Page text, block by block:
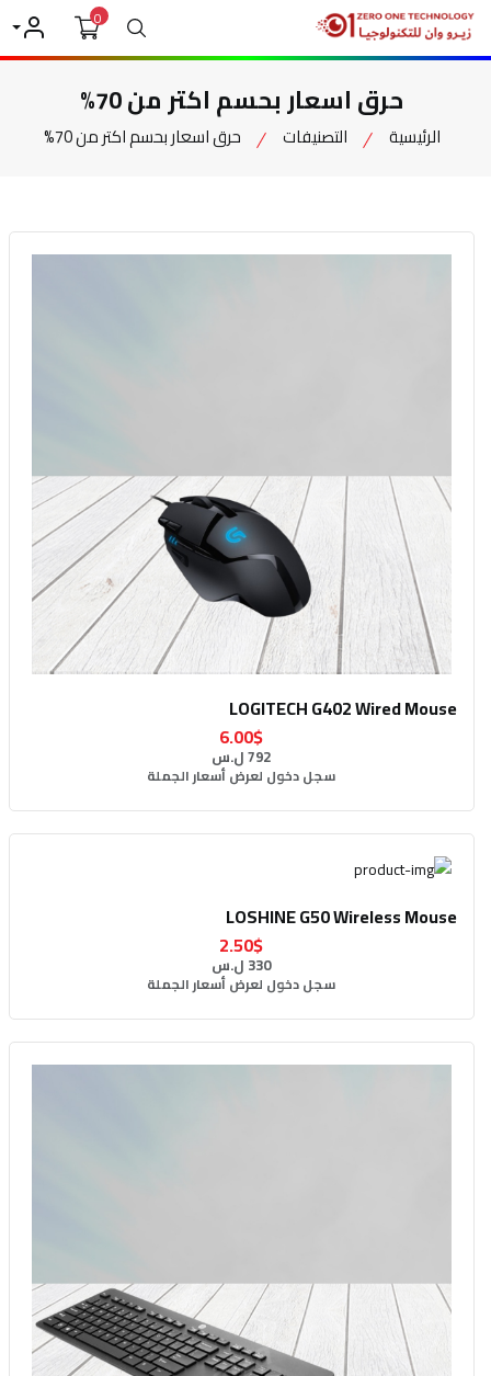
بحث0
حسابي
حرق اسعار بحسم اكتر من 70%
الرئيسية التصنيفات حرق اسعار بحسم اكتر من 70%
LOGITECH G402 Wired Mouse
6.00$
792 ل.س
سجل دخول لعرض أسعار الجملة
LOSHINE G50 Wireless Mouse
2.50$
330 ل.س
سجل دخول لعرض أسعار الجملة